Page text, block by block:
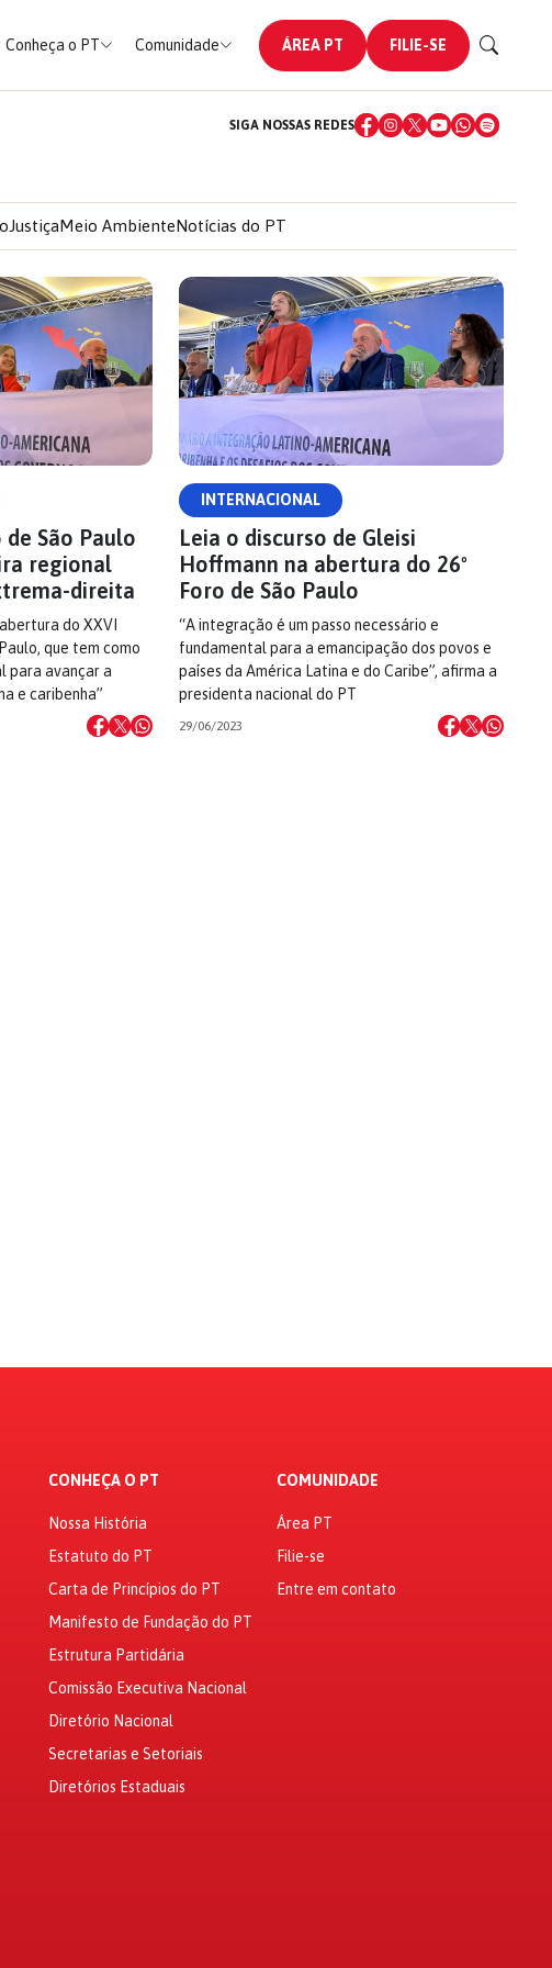
Conheça o PT Comunidade ÁREA PT FILIE-SE
SIGA NOSSAS REDES
JustiçaMeio AmbienteNotícias do PT
São Paulo
regional
direita
do XXVI
que tem como
para avançar a
e caribenha”
INTERNACIONAL
Leia o discurso de Gleisi
Hoffmann na abertura do 26º
Foro de São Paulo
“A integração é um passo necessário e
fundamental para a emancipação dos povos e
países da América Latina e do Caribe”, afirma a
presidenta nacional do PT
29/06/2023
CONHEÇA O PT
Nossa História
Estatuto do PT
Carta de Princípios do PT
Manifesto de Fundação do PT
Estrutura Partidária
Comissão Executiva Nacional
Diretório Nacional
Secretarias e Setoriais
Diretórios Estaduais
COMUNIDADE
Área PT
Filie-se
Entre em contato